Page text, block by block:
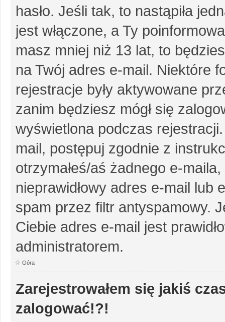
hasło. Jeśli tak, to nastąpiła
jest włączone, a Ty
masz mniej niż 13 lat, to
na Twój adres e-mail. Niektóre
rejestracje były aktywowane
zanim będziesz mógł się
wyświetlona podczas
mail, postępuj zgodnie z
otrzymałeś/aś żadnego e-
nieprawidłowy adres e-mail lub
spam przez filtr antyspamowy.
Ciebie adres e-mail jest
administratorem.
Góra
Zarejestrowałem się jakiś
zalogować!?!